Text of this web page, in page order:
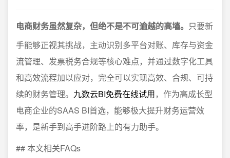
电商财务虽然复杂，但绝不是不可逾越的高墙。 只要新
手能够正视其挑战，主动识别多平台对账、库存与资金
流管理、发票税务合规等核心难点，并通过数字化工具
和高效流程加以应对，完全可以实现高效、合规、可持
续的财务管理。 九数云BI免费在线试用，作为高成长型
电商企业的SAAS BI首选，能够极大提升财务运营效
率，是新手到高手进阶路上的有力助手。
## 本文相关FAQs